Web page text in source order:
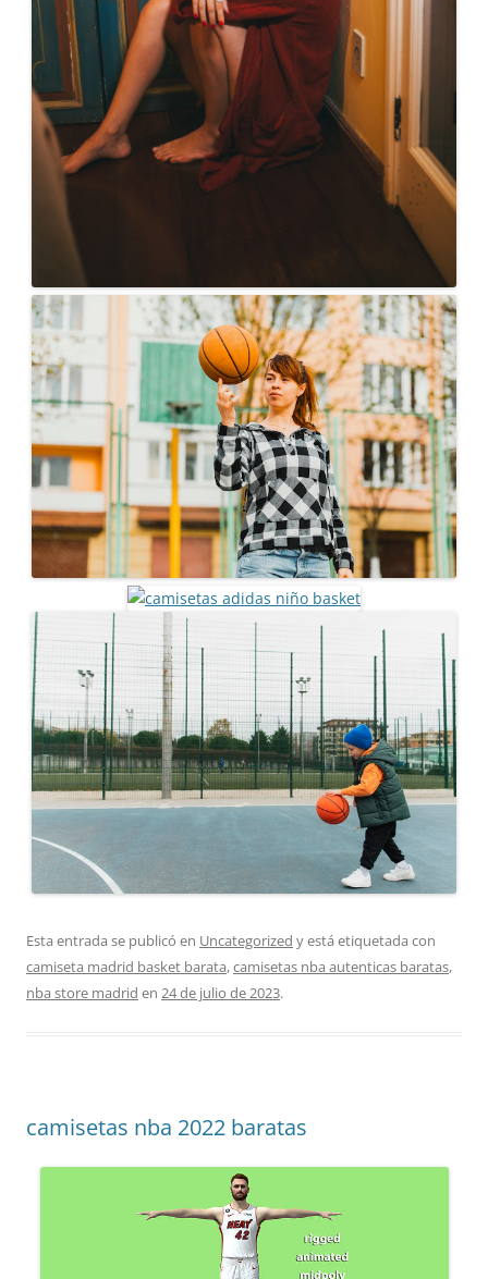
Esta entrada se publicó en Uncategorized y está etiquetada con
camiseta madrid basket barata,camisetas nba autenticas baratas,
nba store madrid en 24 de julio de 2023.
camisetas nba 2022 baratas